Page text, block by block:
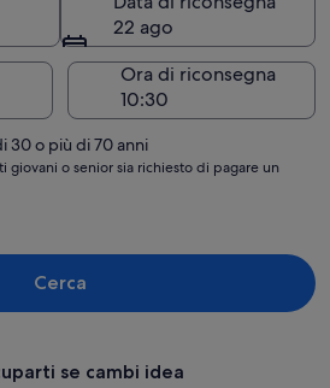
22 ago
Ora di riconsegna
30 o più di 70 anni
giovani o senior sia richiesto di pagare un
Cerca
se cambi idea